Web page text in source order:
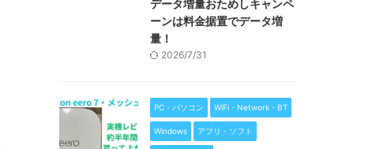
データ増量おためしキャンペ
ーンは料金据置でデータ増
量！
2026/7/31
PC・パソコン WiFi・Network・BT
Windows アプリ・ソフト